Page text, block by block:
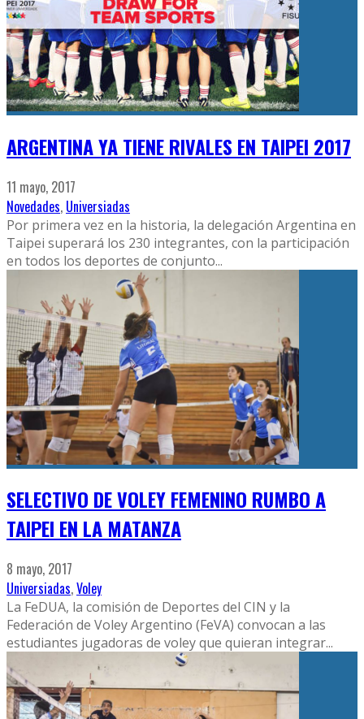
ARGENTINA YA TIENE RIVALES EN TAIPEI 2017
11 mayo, 2017
Novedades, Universiadas
Por primera vez en la historia, la delegación Argentina en
Taipei superará los 230 integrantes, con la participación
en todos los deportes de conjunto...
SELECTIVO DE VOLEY FEMENINO RUMBO A
TAIPEI EN LA MATANZA
8 mayo, 2017
Universiadas,Voley
La FeDUA, la comisión de Deportes del CIN y la
Federación de Voley Argentino (FeVA) convocan a las
estudiantes jugadoras de voley que quieran integrar...